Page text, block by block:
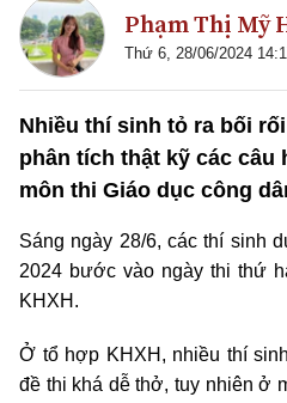
Phạm Thị Mỹ
Thứ 6, 28/06/2024
Nhiều thí sinh tỏ ra bối
phân tích thật kỹ các câu
môn thi Giáo dục công
Sáng ngày 28/6, các thí sinh
2024 bước vào ngày thi thứ
KHXH.
Ở tổ hợp KHXH, nhiều thí
đề thi khá dễ thở, tuy nhiên ở